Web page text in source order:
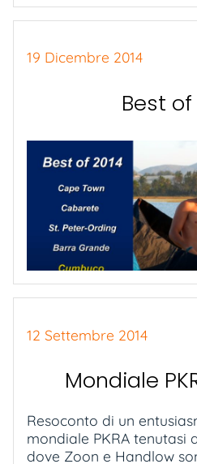
19 Dicembre 2014
Best of
12 Settembre 2014
Mondiale
Resoconto di un
mondiale PKRA tenutasi
dove Zoon e Handlow